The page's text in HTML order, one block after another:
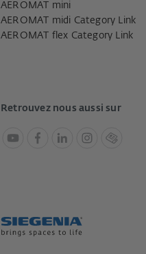
AEROMAT mini
AEROMAT midi Category Link
AEROMAT flex Category Link
Retrouvez nous aussi sur